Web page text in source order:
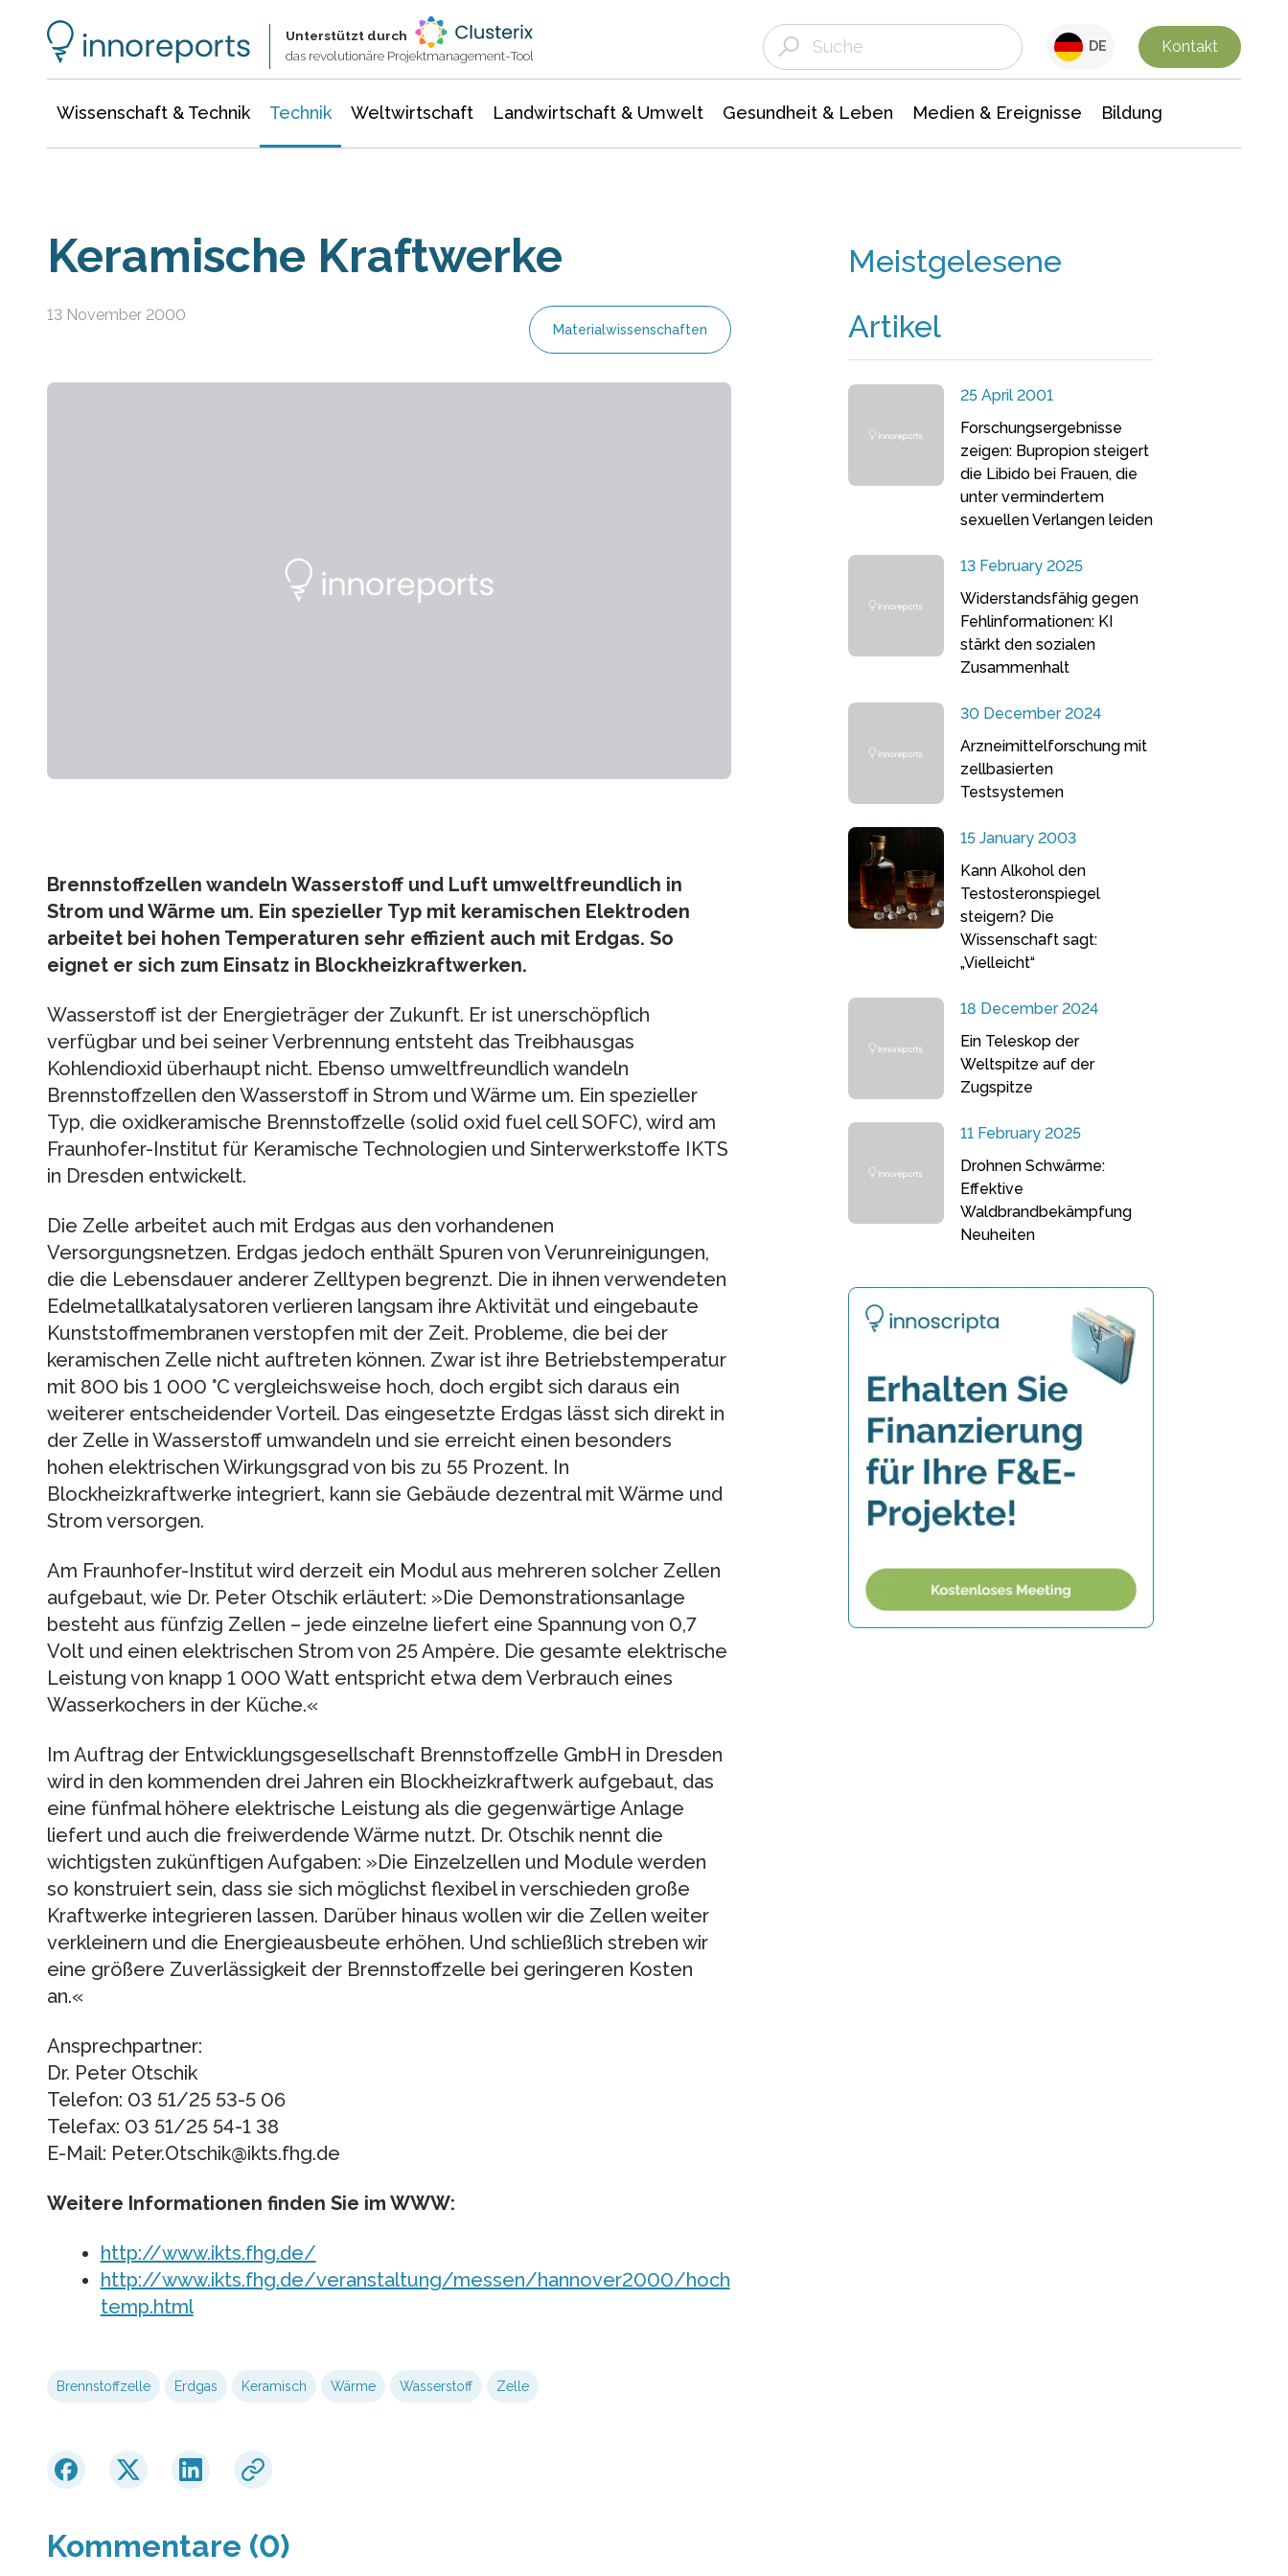
Unterstützt durch
das revolutionäre Projektmanagement-Tool
DE Kontakt
Wissenschaft & Technik Technik Weltwirtschaft Landwirtschaft & Umwelt Gesundheit & Leben Medien & Ereignisse Bildung
Keramische Kraftwerke
13 November 2000
Materialwissenschaften
Brennstoffzellen wandeln Wasserstoff und Luft umweltfreundlich in
Strom und Wärme um. Ein spezieller Typ mit keramischen Elektroden
arbeitet bei hohen Temperaturen sehr effizient auch mit Erdgas. So
eignet er sich zum Einsatz in Blockheizkraftwerken.
Wasserstoff ist der Energieträger der Zukunft. Er ist unerschöpflich
verfügbar und bei seiner Verbrennung entsteht das Treibhausgas
Kohlendioxid überhaupt nicht. Ebenso umweltfreundlich wandeln
Brennstoffzellen den Wasserstoff in Strom und Wärme um. Ein spezieller
Typ, die oxidkeramische Brennstoffzelle (solid oxid fuel cell SOFC), wird am
Fraunhofer-Institut für Keramische Technologien und Sinterwerkstoffe IKTS
in Dresden entwickelt.
Die Zelle arbeitet auch mit Erdgas aus den vorhandenen
Versorgungsnetzen. Erdgas jedoch enthält Spuren von Verunreinigungen,
die die Lebensdauer anderer Zelltypen begrenzt. Die in ihnen verwendeten
Edelmetallkatalysatoren verlieren langsam ihre Aktivität und eingebaute
Kunststoffmembranen verstopfen mit der Zeit. Probleme, die bei der
keramischen Zelle nicht auftreten können. Zwar ist ihre Betriebstemperatur
mit 800 bis 1 000 °C vergleichsweise hoch, doch ergibt sich daraus ein
weiterer entscheidender Vorteil. Das eingesetzte Erdgas lässt sich direkt in
der Zelle in Wasserstoff umwandeln und sie erreicht einen besonders
hohen elektrischen Wirkungsgrad von bis zu 55 Prozent. In
Blockheizkraftwerke integriert, kann sie Gebäude dezentral mit Wärme und
Strom versorgen.
Am Fraunhofer-Institut wird derzeit ein Modul aus mehreren solcher Zellen
aufgebaut, wie Dr. Peter Otschik erläutert: »Die Demonstrationsanlage
besteht aus fünfzig Zellen – jede einzelne liefert eine Spannung von 0,7
Volt und einen elektrischen Strom von 25 Ampère. Die gesamte elektrische
Leistung von knapp 1 000 Watt entspricht etwa dem Verbrauch eines
Wasserkochers in der Küche.«
Im Auftrag der Entwicklungsgesellschaft Brennstoffzelle GmbH in Dresden
wird in den kommenden drei Jahren ein Blockheizkraftwerk aufgebaut, das
eine fünfmal höhere elektrische Leistung als die gegenwärtige Anlage
liefert und auch die freiwerdende Wärme nutzt. Dr. Otschik nennt die
wichtigsten zukünftigen Aufgaben: »Die Einzelzellen und Module werden
so konstruiert sein, dass sie sich möglichst flexibel in verschieden große
Kraftwerke integrieren lassen. Darüber hinaus wollen wir die Zellen weiter
verkleinern und die Energieausbeute erhöhen. Und schließlich streben wir
eine größere Zuverlässigkeit der Brennstoffzelle bei geringeren Kosten
an.«
Ansprechpartner:
Dr. Peter Otschik
Telefon: 03 51/25 53-5 06
Telefax: 03 51/25 54-1 38
E-Mail: Peter.Otschik@ikts.fhg.de
Weitere Informationen finden Sie im WWW:
http://www.ikts.fhg.de/
http://www.ikts.fhg.de/veranstaltung/messen/hannover2000/hoch
temp.html
Brennstoffzelle Erdgas Keramisch Wärme Wasserstoff Zelle
Kommentare (0)
Meistgelesene
Artikel
25 April 2001
Forschungsergebnisse
zeigen: Bupropion steigert
die Libido bei Frauen, die
unter vermindertem
sexuellen Verlangen leiden
13 February 2025
Widerstandsfähig gegen
Fehlinformationen: KI
stärkt den sozialen
Zusammenhalt
30 December 2024
Arzneimittelforschung mit
zellbasierten
Testsystemen
15 January 2003
Kann Alkohol den
Testosteronspiegel
steigern? Die
Wissenschaft sagt:
„Vielleicht“
18 December 2024
Ein Teleskop der
Weltspitze auf der
Zugspitze
11 February 2025
Drohnen Schwärme:
Effektive
Waldbrandbekämpfung
Neuheiten